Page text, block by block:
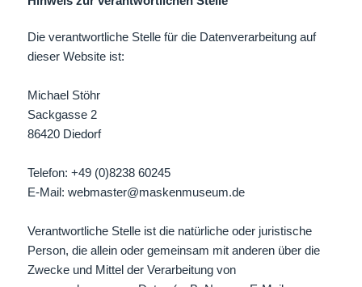
Die verantwortliche Stelle für die Datenverarbeitung auf
dieser Website ist:
Michael Stöhr
Sackgasse 2
86420 Diedorf
Telefon: +49 (0)8238 60245
E-Mail: webmaster@maskenmuseum.de
Verantwortliche Stelle ist die natürliche oder juristische
Person, die allein oder gemeinsam mit anderen über die
Zwecke und Mittel der Verarbeitung von